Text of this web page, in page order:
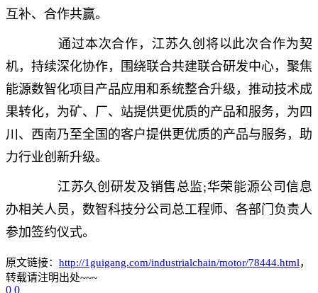
互补、合作共赢。
通过本次合作，江苏久创将以此次合作为契
机，持续深化协作，围绕联合共建联合研发中心，聚焦
能源数智化项目产品应用和系统整合升级，推动技术成
果转化，为矿、厂、站提供更优质的产品和服务，为四
川、西南乃至全国的客户提供更优质的产品与服务，助
力行业创新升级。
江苏久创研发及销售总监;华荣能源公司信息
办相关人员，数智科技分公司总工程师、各部门负责人
参加签约仪式。
原文链接： http://1guigang.com/industrialchain/motor/78444.html，
转载请注明出处~~~
0 0